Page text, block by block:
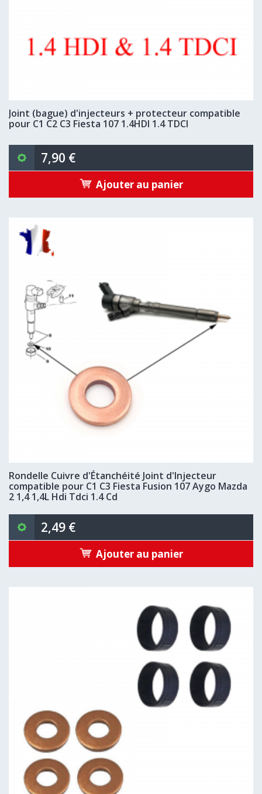
Joint (bague) d'injecteurs + protecteur compatible
pour C1 C2 C3 Fiesta 107 1.4HDI 1.4 TDCI
7,90 €
Ajouter au panier
Rondelle Cuivre d'Étanchéité Joint d'Injecteur
compatible pour C1 C3 Fiesta Fusion 107 Aygo Mazda
2 1,4 1,4L Hdi Tdci 1.4 Cd
2,49 €
Ajouter au panier